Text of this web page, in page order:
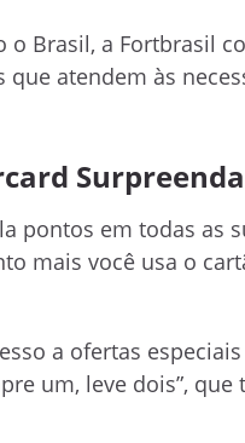
Brasil, a Fortbrasil
atendem às
pontos em todas as
mais você usa o
a ofertas
um, leve dois”,